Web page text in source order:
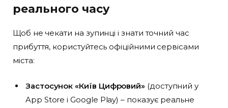
реального часу
Щоб не чекати на зупинці і знати точний час
прибуття, користуйтесь офіційними сервісами
міста:
Застосунок «Київ Цифровий» (доступний у
App Store і Google Play) – показує реальне